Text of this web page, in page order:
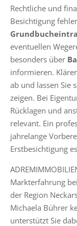
Rechtliche und
Besichtigung
eventuellen
besonders über
informieren.
ab und lassen Sie
zeigen. Bei
Rücklagen und
relevant. Ein
jahrelange
Erstbesichtigung
Markterfahrung
der Region
Michaela Bührer
unterstützt Sie